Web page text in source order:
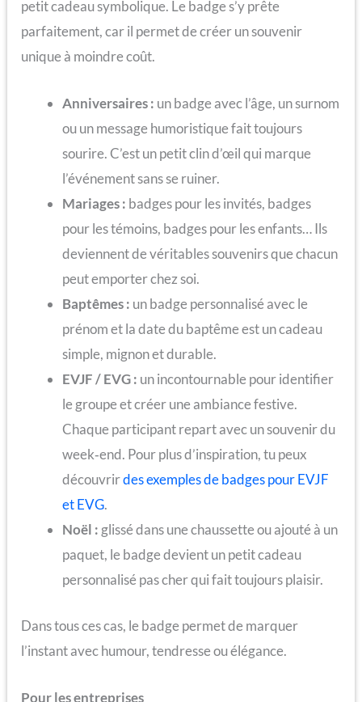
petit cadeau symbolique. Le badge s’y prête
parfaitement, car il permet de créer un souvenir
unique à moindre coût.
Anniversaires : un badge avec l’âge, un surnom
ou un message humoristique fait toujours
sourire. C’est un petit clin d’œil qui marque
l’événement sans se ruiner.
Mariages : badges pour les invités, badges
pour les témoins, badges pour les enfants… Ils
deviennent de véritables souvenirs que chacun
peut emporter chez soi.
Baptêmes : un badge personnalisé avec le
prénom et la date du baptême est un cadeau
simple, mignon et durable.
EVJF / EVG : un incontournable pour identifier
le groupe et créer une ambiance festive.
Chaque participant repart avec un souvenir du
week‑end. Pour plus d’inspiration, tu peux
découvrirdes exemples de badges pour EVJF
et EVG.
Noël : glissé dans une chaussette ou ajouté à un
paquet, le badge devient un petit cadeau
personnalisé pas cher qui fait toujours plaisir.
Dans tous ces cas, le badge permet de marquer
l’instant avec humour, tendresse ou élégance.
Pour les entreprises